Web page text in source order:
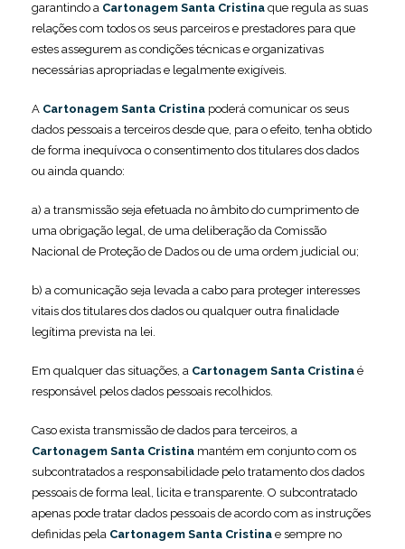
garantindo a Cartonagem Santa Cristina que regula as suas
relações com todos os seus parceiros e prestadores para que
estes assegurem as condições técnicas e organizativas
necessárias apropriadas e legalmente exigíveis.
A Cartonagem Santa Cristina poderá comunicar os seus
dados pessoais a terceiros desde que, para o efeito, tenha obtido
de forma inequívoca o consentimento dos titulares dos dados
ou ainda quando:
a) a transmissão seja efetuada no âmbito do cumprimento de
uma obrigação legal, de uma deliberação da Comissão
Nacional de Proteção de Dados ou de uma ordem judicial ou;
b) a comunicação seja levada a cabo para proteger interesses
vitais dos titulares dos dados ou qualquer outra finalidade
legítima prevista na lei.
Em qualquer das situações, a Cartonagem Santa Cristina é
responsável pelos dados pessoais recolhidos.
Caso exista transmissão de dados para terceiros, a
Cartonagem Santa Cristina mantém em conjunto com os
subcontratados a responsabilidade pelo tratamento dos dados
pessoais de forma leal, licita e transparente. O subcontratado
apenas pode tratar dados pessoais de acordo com as instruções
definidas pela Cartonagem Santa Cristina e sempre no